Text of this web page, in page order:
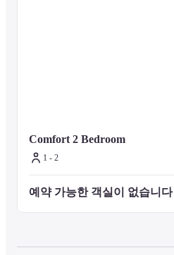
Comfort 2 Bedroom
1 - 2
예약 가능한 객실이 없습니다